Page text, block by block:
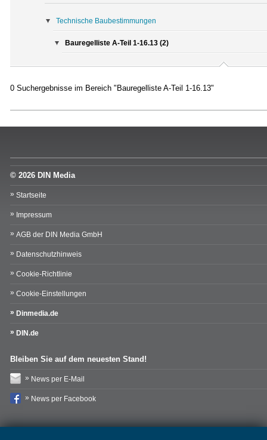
Technische Baubestimmungen
Bauregelliste A-Teil 1-16.13 (2)
0 Suchergebnisse im Bereich "Bauregelliste A-Teil 1-16.13"
© 2026 DIN Media
Startseite
Impressum
AGB der DIN Media GmbH
Datenschutzhinweis
Cookie-Richtlinie
Cookie-Einstellungen
Dinmedia.de
DIN.de
Bleiben Sie auf dem neuesten Stand!
News per E-Mail
News per Facebook